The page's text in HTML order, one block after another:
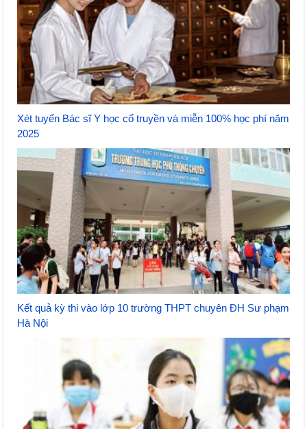
Xét tuyển Bác sĩ Y học cổ truyền và miễn 100% học phí năm
2025
Kết quả kỳ thi vào lớp 10 trường THPT chuyên ĐH Sư phạm
Hà Nội